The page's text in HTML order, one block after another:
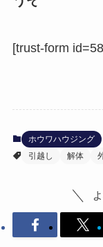
[trust-form
ホウワハウジング
引越し
解体